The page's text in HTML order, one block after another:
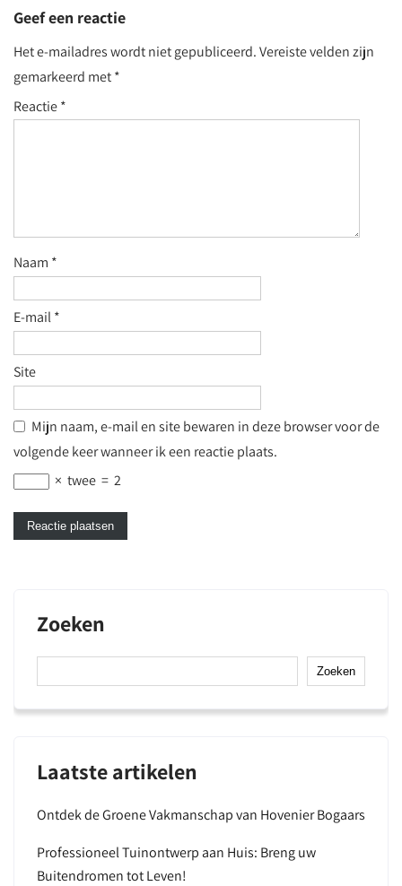
Geef een reactie
Het e-mailadres wordt niet gepubliceerd.Vereiste velden zijn
gemarkeerd met*
Reactie*
Naam *
E-mail*
Site
Mijn naam, e-mail en site bewaren in deze browser voor de
volgende keer wanneer ik een reactie plaats.
× twee = 2
Zoeken
Zoeken
Laatste artikelen
Ontdek de Groene Vakmanschap van Hovenier Bogaars
Professioneel Tuinontwerp aan Huis: Breng uw
Buitendromen tot Leven!